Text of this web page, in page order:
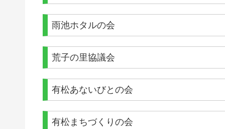
雨池ホタルの会
荒子の里協議会
有松あないびとの会
有松まちづくりの会